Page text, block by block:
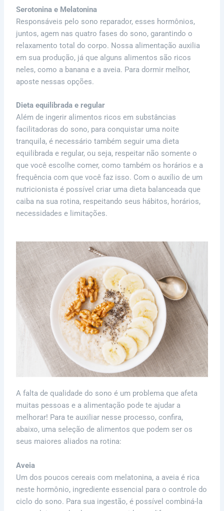
Serotonina e Melatonina
Responsáveis pelo sono reparador, esses hormônios,
juntos, agem nas quatro fases do sono, garantindo o
relaxamento total do corpo. Nossa alimentação auxilia
em sua produção, já que alguns alimentos são ricos
neles, como a banana e a aveia. Para dormir melhor,
aposte nessas opções.
Dieta equilibrada e regular
Além de ingerir alimentos ricos em substâncias
facilitadoras do sono, para conquistar uma noite
tranquila, é necessário também seguir uma dieta
equilibrada e regular, ou seja, respeitar não somente o
que você escolhe comer, como também os horários e a
frequência com que você faz isso. Com o auxílio de um
nutricionista é possível criar uma dieta balanceada que
caiba na sua rotina, respeitando seus hábitos, horários,
necessidades e limitações.
A falta de qualidade do sono é um problema que afeta
muitas pessoas e a alimentação pode te ajudar a
melhorar! Para te auxiliar nesse processo, confira,
abaixo, uma seleção de alimentos que podem ser os
seus maiores aliados na rotina:
Aveia
Um dos poucos cereais com melatonina, a aveia é rica
neste hormônio, ingrediente essencial para o controle do
ciclo do sono. Para sua ingestão, é possível combiná-la